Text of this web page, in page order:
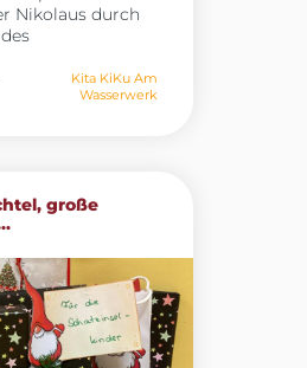
fördern wir die
Menschen
Forscherinnen
Nikolaus durch
zum
überreichte
nein, er kam
nochmal
In diesem
das
„Am
eine schöne
Kita KiKu Am
Wasserwerk
große